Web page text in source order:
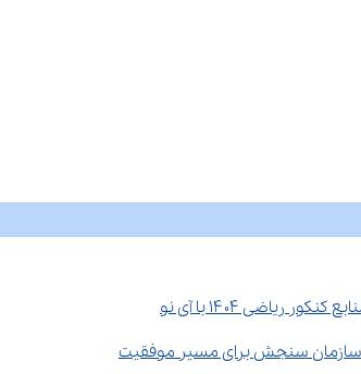
ریاضی ۱۴۰۴ با آی نو
سنجش برای مسیر موفقیت